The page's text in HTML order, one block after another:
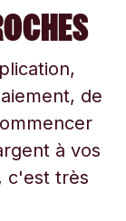
de
à vos
c'est très